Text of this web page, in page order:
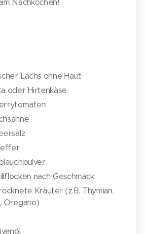
Nachkochen!
Lachs ohne Haut
oder Hirtenkäse
nach Geschmack
Kräuter (z.B. Thymian,
Oregano)